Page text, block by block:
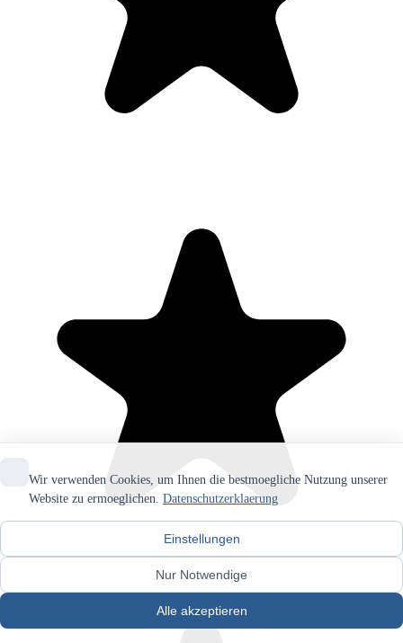
Wir verwenden Cookies, um Ihnen die bestmoegliche Nutzung unserer
Website zu ermoeglichen. Datenschutzerklaerung
Einstellungen
Nur Notwendige
Alle akzeptieren